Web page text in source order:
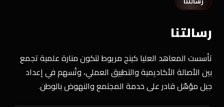
رسالتنا
تأسست المعاهد العليا كينج مريوط لتكون منارة علمية تجمع
بين الأصالة الأكاديمية والتطبيق العملي، وتُسهم في إعداد
جيل مؤهّل قادر على خدمة المجتمع والنهوض بالوطن.